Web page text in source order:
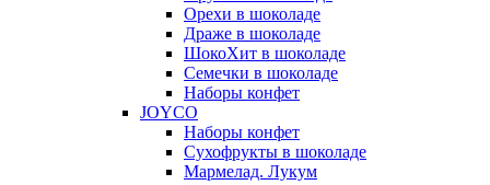
Орехи в шоколаде
Драже в шоколаде
ШокоХит в шоколаде
Семечки в шоколаде
Наборы конфет
JOYCO
Наборы конфет
Сухофрукты в шоколаде
Мармелад. Лукум